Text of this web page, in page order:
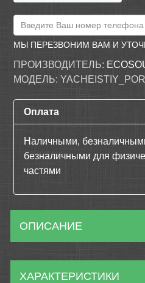
МЫ ПЕРЕЗВОНИМ ВАМ И
ПРОИЗВОДИТЕЛЬ:
МОДЕЛЬ:
Оплата
Наличными,
безналичными для
частями
ОПИСАНИЕ
ХАРАКТЕРИСТИКИ